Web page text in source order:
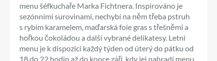
menu šéfkuchaře Marka Fichtnera. Inspirováno je
sezónními surovinami, nechybí na něm třeba pstruh
s rybím karamelem, maďarská foie gras s třešněmi a
hořkou čokoládou a další vybrané delikatesy. Letní
menu je k dispozici každý týden od úterý do pátku od
18 do 22 hodin až do konce září, kdy jej nahradí menu